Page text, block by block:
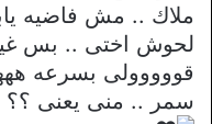
ملاك .. مش فاضيه
لحوش اختى .. بس
قووووولى بسرعه
سمر .. منى يعنى ؟؟